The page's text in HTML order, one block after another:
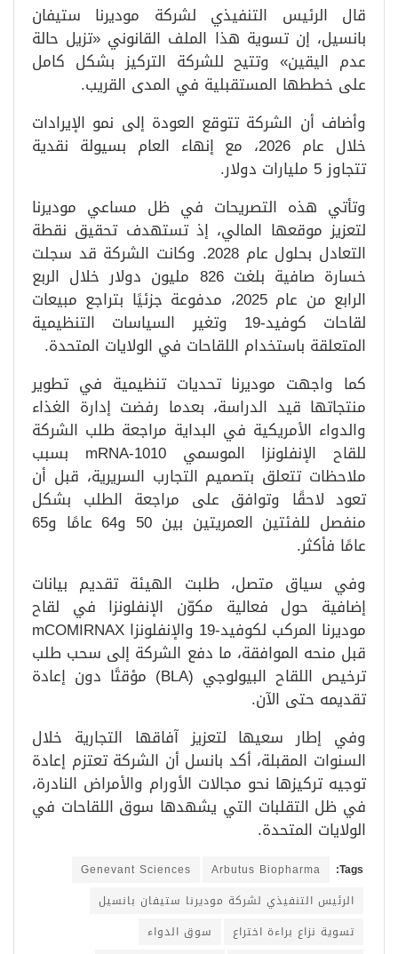
قال الرئيس التنفيذي لشركة موديرنا ستيفان
بانسيل، إن تسوية هذا الملف القانوني «تزيل حالة
عدم اليقين» وتتيح للشركة التركيز بشكل كامل
على خططها المستقبلية في المدى القريب.
وأضاف أن الشركة تتوقع العودة إلى نمو الإيرادات
خلال عام 2026، مع إنهاء العام بسيولة نقدية
تتجاوز 5 مليارات دولار.
وتأتي هذه التصريحات في ظل مساعي موديرنا
لتعزيز موقعها المالي، إذ تستهدف تحقيق نقطة
التعادل بحلول عام 2028. وكانت الشركة قد سجلت
خسارة صافية بلغت 826 مليون دولار خلال الربع
الرابع من عام 2025، مدفوعة جزئيًا بتراجع مبيعات
لقاحات كوفيد-19 وتغير السياسات التنظيمية
المتعلقة باستخدام اللقاحات في الولايات المتحدة.
كما واجهت موديرنا تحديات تنظيمية في تطوير
منتجاتها قيد الدراسة، بعدما رفضت إدارة الغذاء
والدواء الأمريكية في البداية مراجعة طلب الشركة
للقاح الإنفلونزا الموسمي mRNA-1010 بسبب
ملاحظات تتعلق بتصميم التجارب السريرية، قبل أن
تعود لاحقًا وتوافق على مراجعة الطلب بشكل
منفصل للفئتين العمريتين بين 50 و64 عامًا و65
عامًا فأكثر.
وفي سياق متصل، طلبت الهيئة تقديم بيانات
إضافية حول فعالية مكوّن الإنفلونزا في لقاح
موديرنا المركب لكوفيد-19 والإنفلونزا mCOMIRNAX
قبل منحه الموافقة، ما دفع الشركة إلى سحب طلب
ترخيص اللقاح البيولوجي (BLA) مؤقتًا دون إعادة
تقديمه حتى الآن.
وفي إطار سعيها لتعزيز آفاقها التجارية خلال
السنوات المقبلة، أكد بانسل أن الشركة تعتزم إعادة
توجيه تركيزها نحو مجالات الأورام والأمراض النادرة،
في ظل التقلبات التي يشهدها سوق اللقاحات في
الولايات المتحدة.
Tags:
Arbutus Biopharma
Genevant Sciences
الرئيس التنفيذي لشركة موديرنا ستيفان بانسيل
تسوية نزاع براءة اختراع
سوق الدواء